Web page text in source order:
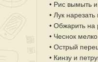
• Рис вымыть
• Лук
• Обжарить на
• Чеснок
• Острый
• Кинзу и